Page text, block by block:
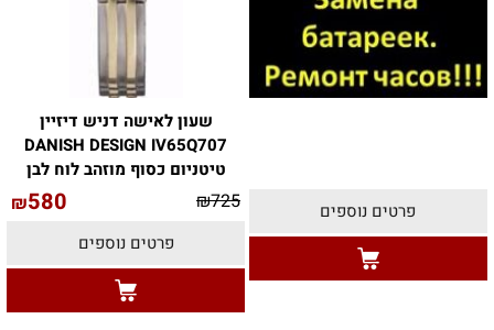
פרטים נוספים
שעון לאישה דניש דיזיין
DANISH DESIGN IV65Q707
טיטניום כסוף מוזהב לוח לבן
₪725
₪580
פרטים נוספים